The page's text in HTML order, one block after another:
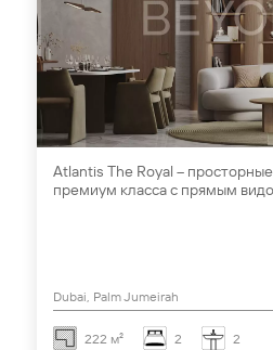
Atlantis The Royal –
премиум класса с прямым
Dubai, Palm Jumeirah
222 м² 2 2